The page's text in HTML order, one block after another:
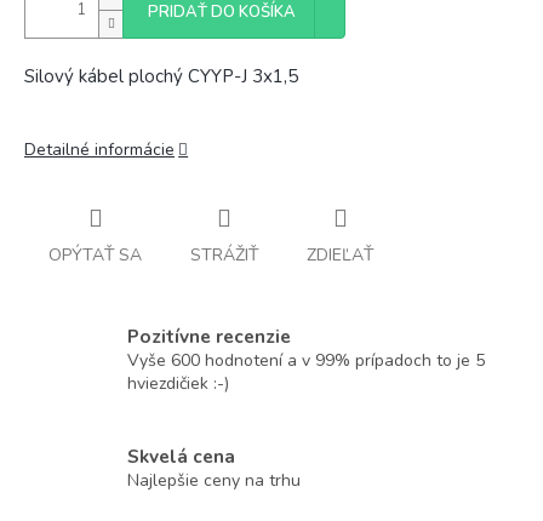
PRIDAŤ DO KOŠÍKA
Silový kábel plochý CYYP-J 3x1,5
Detailné informácie
OPÝTAŤ SA STRÁŽIŤ ZDIEĽAŤ
Pozitívne recenzie
Vyše 600 hodnotení a v 99% prípadoch to je 5
hviezdičiek :-)
Skvelá cena
Najlepšie ceny na trhu